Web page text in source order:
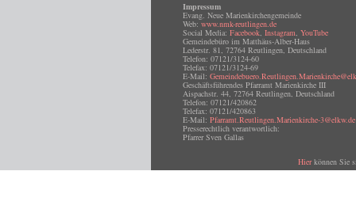
Impressum
Evang. Neue Marienkirchengemeinde
Web: www.nmk-reutlingen.de
Social Media: Facebook, Instagram, YouTube
Gemeindebüro im Matthäus-Alber-Haus
Lederstr. 81, 72764 Reutlingen, Deutschland
Telefon: 07121/3124-60
Telefax: 07121/3124-69
E-Mail:
Geschäftsführendes Pfarramt Marienkirche III
Aispachstr. 44, 72764 Reutlingen, Deutschland
Telefon: 07121/420862
Telefax: 07121/420863
E-Mail: Pfarramt.Reutlingen.Marienkirche-3@elkw.de
Presserechtlich verantwortlich:
Pfarrer Sven Gallas
Hierkönnen Sie